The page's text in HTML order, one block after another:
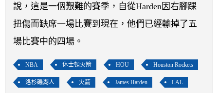
說，這是一個艱難的賽季，自從Harden因右腳踝
扭傷而缺席一場比賽到現在，他們已經輸掉了五
場比賽中的四場。
NBA 休士頓火箭 HOU Houston Rockets
洛杉磯湖人 火箭 James Harden LAL